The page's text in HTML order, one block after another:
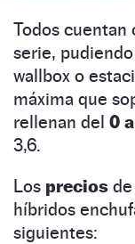
Todos cuentan
serie,
wallbox o
máxima que
rellenan del 0
3,6.
Los precios
híbridos
siguientes: